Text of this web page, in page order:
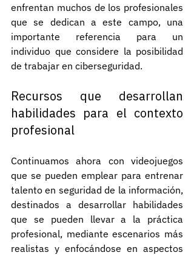
enfrentan muchos de los profesionales
que se dedican a este campo, una
importante referencia para un
individuo que considere la posibilidad
de trabajar en ciberseguridad.
Recursos que desarrollan
habilidades para el contexto
profesional
Continuamos ahora con videojuegos
que se pueden emplear para entrenar
talento en seguridad de la información,
destinados a desarrollar habilidades
que se pueden llevar a la práctica
profesional, mediante escenarios más
realistas y enfocándose en aspectos